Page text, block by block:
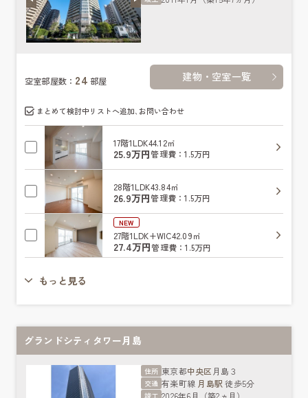
空室部屋数： 24 部屋 建物・空室一覧
まとめて検討中リストへ追加､お問い合わせ
17階1LDK44.12㎡
25.9万円管理費：1.5万円
28階1LDK43.84㎡
26.9万円管理費：1.5万円
NEW
27階1LDK+WIC42.09㎡
27.4万円管理費：1.5万円
もっと見る
グランドシティタワー月島
住所 東京都中央区 月島３
交通 有楽町線 月島駅 徒歩5分
竣工 2026年6月（築2ヵ月）